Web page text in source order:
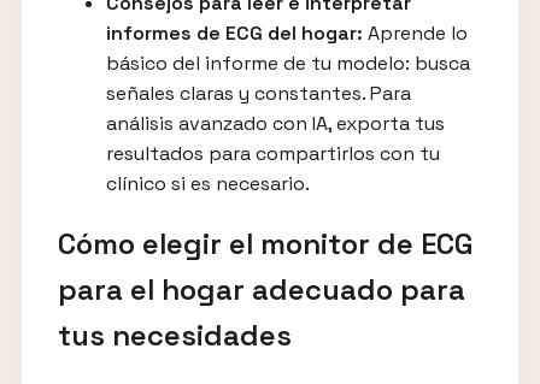
informes de ECG del hogar: Aprende lo
básico del informe de tu modelo: busca
señales claras y constantes. Para
análisis avanzado con IA, exporta tus
resultados para compartirlos con tu
clínico si es necesario.
Cómo elegir el monitor de ECG
para el hogar adecuado para
tus necesidades